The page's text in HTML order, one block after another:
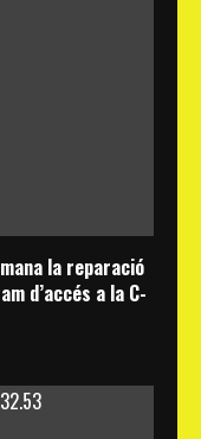
la reparació
d’accés a la C-